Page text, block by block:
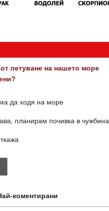
летуване на нашето море
да ходя на море
планирам почивка в чужбина
коментирани